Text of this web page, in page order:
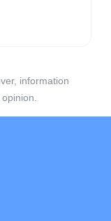
information